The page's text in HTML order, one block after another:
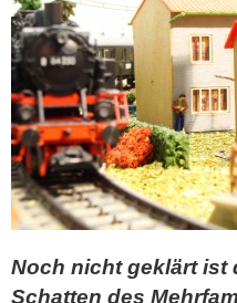
Noch nicht geklärt ist
Schatten des